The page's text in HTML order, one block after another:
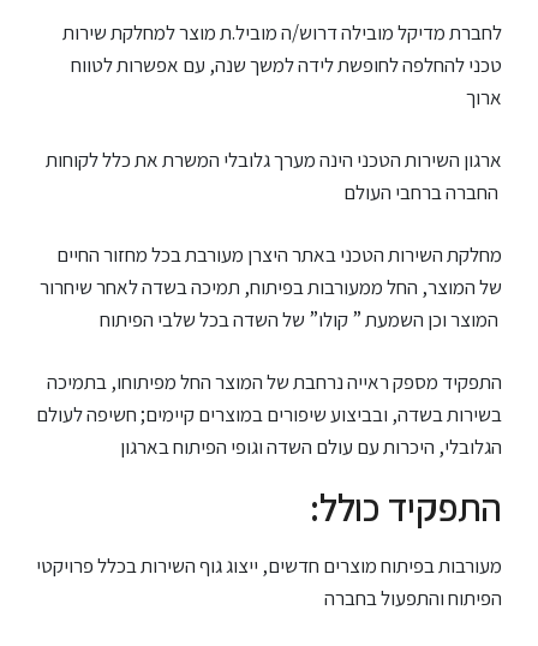
לחברת מדיקל מובילה דרוש/ה מוביל.ת מוצר למחלקת שירות
טכני להחלפה לחופשתלידהלמשך שנה, עם אפשרות לטווח
ארוך
ארגון השירות הטכני הינה מערך גלובלי המשרת את כלל לקוחות
מחלקת השירות הטכני באתר היצרן מעורבת בכל מחזור החיים
של המוצר, החל ממעורבות בפיתוח, תמיכה בשדה לאחר שיחרור
התפקיד מספק ראייה נרחבת של המוצר החל מפיתוחו, בתמיכה
בשירות בשדה, ובביצוע שיפורים במוצרים קיימים; חשיפה לעולם
הגלובלי, היכרות עם עולם השדה וגופי הפיתוח בארגון
:התפקיד כולל
מעורבות בפיתוח מוצרים חדשים, ייצוג גוף השירות בכלל פרויקטי
הפיתוח והתפעול בחברה